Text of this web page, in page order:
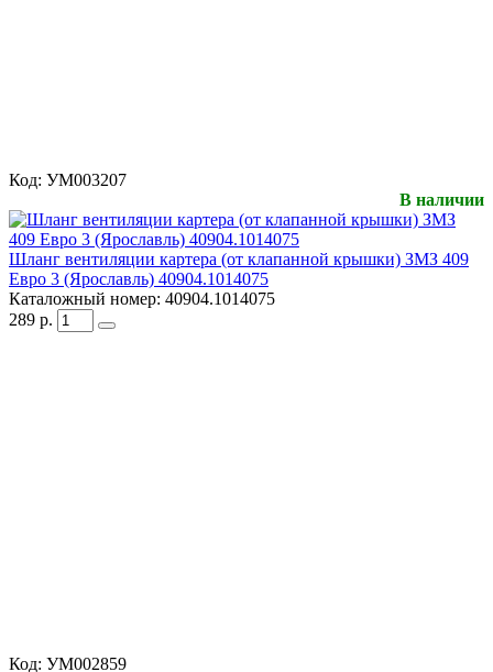
Код: УМ003207
В наличии
Шланг вентиляции картера (от клапанной крышки) ЗМЗ 409
Евро 3 (Ярославль) 40904.1014075
Каталожный номер: 40904.1014075
289 р.
Код: УМ002859